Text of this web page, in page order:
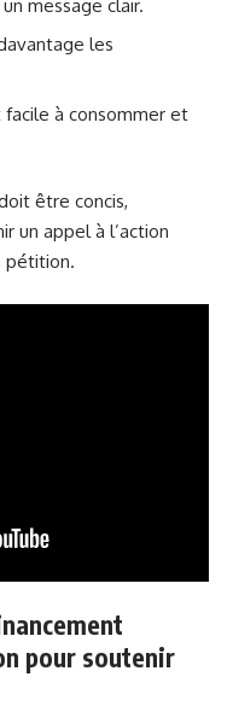
message clair.
les
à consommer et
être concis,
un appel à l’action
pétition.
pour soutenir